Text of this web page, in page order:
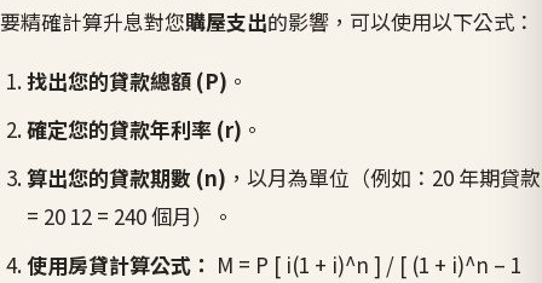
要精確計算升息對您購屋支出的影響，可以使用以下公式：
找出您的貸款總額 (P) 。
確定您的貸款年利率 (r) 。
算出您的貸款期數 (n) ，以月為單位（例如：20 年期貸款
= 20 12 = 240 個月）。
使用房貸計算公式： M = P [ i(1 + i)^n ] / [ (1 + i)^n – 1